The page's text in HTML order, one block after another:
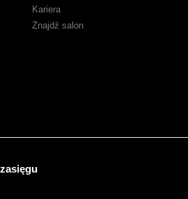
Kariera
Znajdź salon